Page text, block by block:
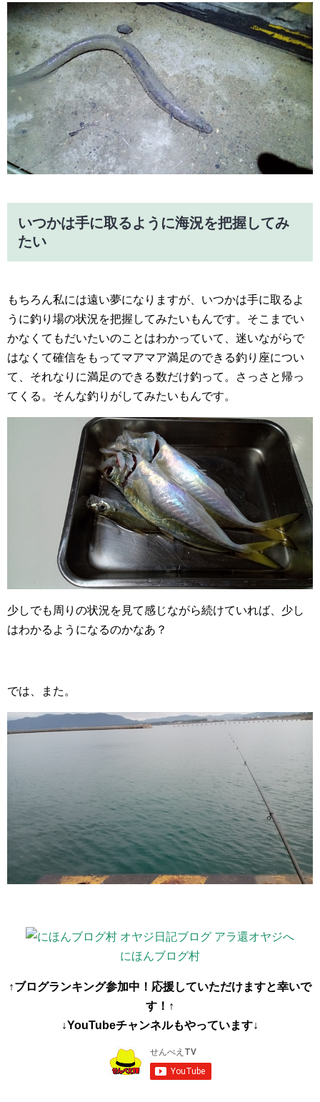
いつかは手に取るように海況を把握してみ
たい
もちろん私には遠い夢になりますが、いつかは手に取るよ
うに釣り場の状況を把握してみたいもんです。そこまでい
かなくてもだいたいのことはわかっていて、迷いながらで
はなくて確信をもってマアマア満足のできる釣り座につい
て、それなりに満足のできる数だけ釣って。さっさと帰っ
てくる。そんな釣りがしてみたいもんです。
少しでも周りの状況を見て感じながら続けていれば、少し
はわかるようになるのかなあ？
では、また。
にほんブログ村
↑ブログランキング参加中！応援していただけますと幸いで
す！↑
↓YouTubeチャンネルもやっています↓